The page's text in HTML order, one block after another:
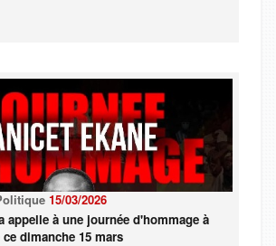
15/03/2026
appelle à une journée d'hommage à
dimanche 15 mars